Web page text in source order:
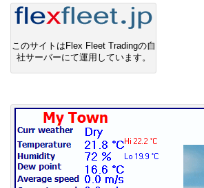
このサイトはFlex Fleet Tradingの自
社サーバーにて運用しています。